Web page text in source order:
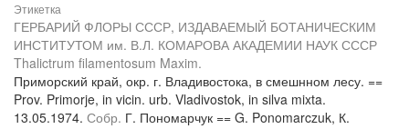
Этикетка
ГЕРБАРИЙ ФЛОРЫ СССР, ИЗДАВАЕМЫЙ БОТАНИЧЕСКИМ
ИНСТИТУТОМ им. В.Л. КОМАРОВА АКАДЕМИИ НАУК СССР
Thalictrum filamentosum Maxim.
Приморский край, окр. г. Владивостока, в смешнном лесу. ==
Prov. Primorje, in vicin. urb. Vladivostok, in silva mixta.
13.05.1974. Собр. Г. Пономарчук == G. Ponomarczuk, К.